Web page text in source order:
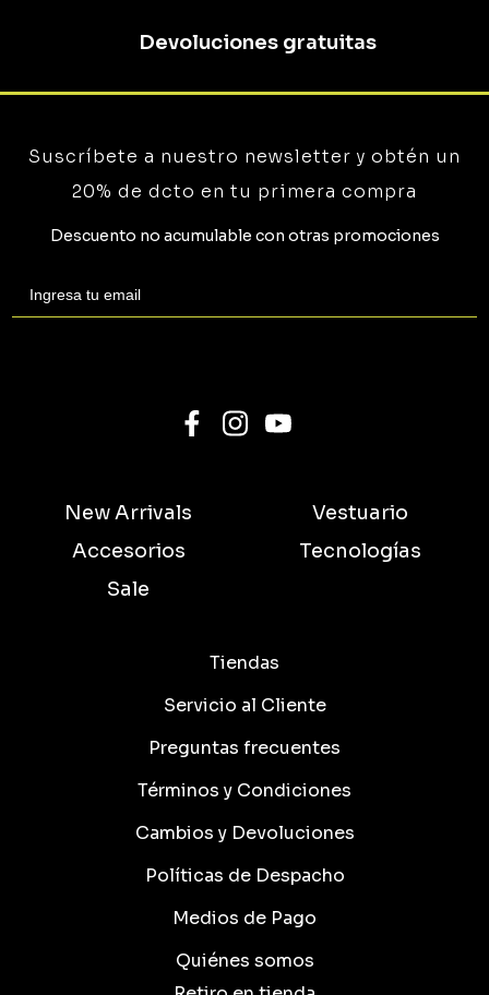
Devoluciones gratuitas
Suscríbete a nuestro newsletter y obtén un
20% de dcto en tu primera compra
Descuento no acumulable con otras promociones
New Arrivals
Vestuario
Accesorios
Tecnologías
Sale
Tiendas
Servicio al Cliente
Preguntas frecuentes
Términos y Condiciones
Cambios y Devoluciones
Políticas de Despacho
Medios de Pago
Quiénes somos